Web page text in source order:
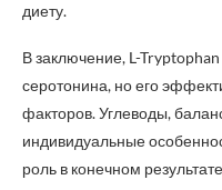
диету.
В заключение, L-
серотонина, но его
факторов. Углеводы,
индивидуальные
роль в конечном